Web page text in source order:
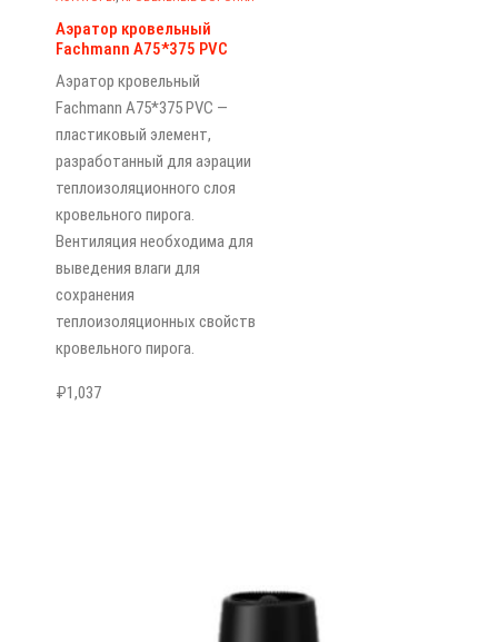
Аэратор кровельный
Fachmann A75*375 PVC
Аэратор кровельный
Fachmann A75*375 PVC —
пластиковый элемент,
разработанный для аэрации
теплоизоляционного слоя
кровельного пирога.
Вентиляция необходима для
выведения влаги для
сохранения
теплоизоляционных свойств
кровельного пирога.
₽1,037